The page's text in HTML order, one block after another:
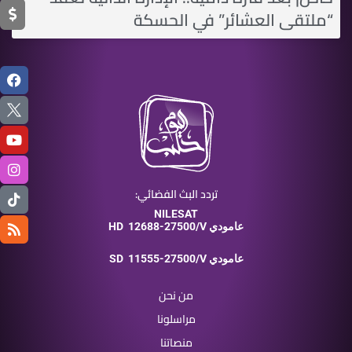
“ملتقى العشائر” في الحسكة
تردد البث الفضائي:
NILESAT
HD
12688-27500/V عامودي
SD 11555-27500/V عامودي
من نحن
مراسلونا
منصاتنا